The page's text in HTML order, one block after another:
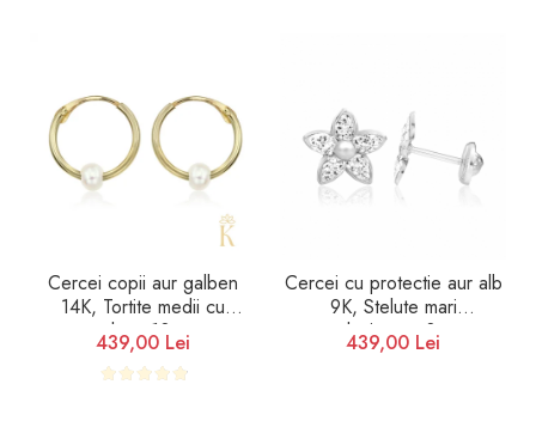
Cercei copii aur galben
14K, Tortite medii cu
perluta, 10 mm
439,00 Lei
Cercei cu protectie aur alb
9K, Stelute mari
stralucitoare, 8 mm
439,00 Lei